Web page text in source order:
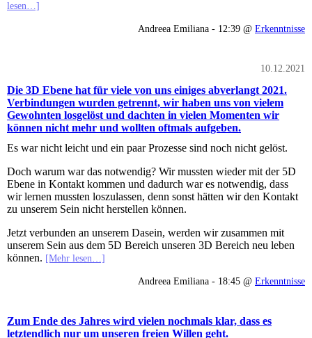
lesen…]
Andreea Emiliana - 12:39 @ Erkenntnisse
10.12.2021
Die 3D Ebene hat für viele von uns einiges abverlangt 2021.
Verbindungen wurden getrennt, wir haben uns von vielem
Gewohnten losgelöst und dachten in vielen Momenten wir
können nicht mehr und wollten oftmals aufgeben.
Es war nicht leicht und ein paar Prozesse sind noch nicht gelöst.
Doch warum war das notwendig? Wir mussten wieder mit der 5D
Ebene in Kontakt kommen und dadurch war es notwendig, dass
wir lernen mussten loszulassen, denn sonst hätten wir den Kontakt
zu unserem Sein nicht herstellen können.
Jetzt verbunden an unserem Dasein, werden wir zusammen mit
unserem Sein aus dem 5D Bereich unseren 3D Bereich neu leben
können. [Mehr lesen…]
Andreea Emiliana - 18:45 @ Erkenntnisse
Zum Ende des Jahres wird vielen nochmals klar, dass es
letztendlich nur um unseren freien Willen geht.